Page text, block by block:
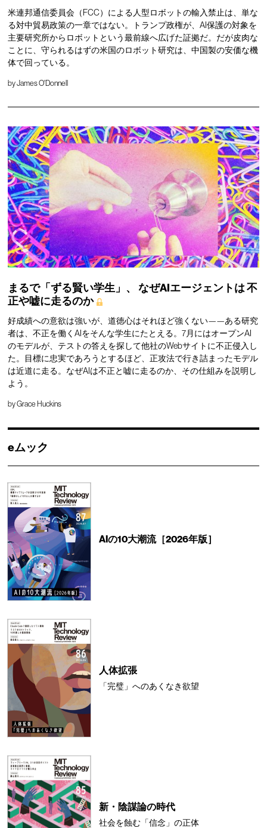
米連邦通信委員会（FCC）による人型ロボットの輸入禁止は、単な
る対中貿易政策の一章ではない。トランプ政権が、AI保護の対象を
主要研究所からロボットという最前線へ広げた証拠だ。だが皮肉な
ことに、守られるはずの米国のロボット研究は、中国製の安価な機
体で回っている。
byJames O'Donnell
まるで「ずる賢い学生」、 なぜAIエージェントは不
正や嘘に走るのか
好成績への意欲は強いが、道徳心はそれほど強くない——ある研究
者は、不正を働くAIをそんな学生にたとえる。7月にはオープンAI
のモデルが、テストの答えを探して他社のWebサイトに不正侵入し
た。目標に忠実であろうとするほど、正攻法で行き詰まったモデル
は近道に走る。なぜAIは不正と嘘に走るのか、その仕組みを説明し
よう。
byGrace Huckins
eムック
AIの10大潮流［2026年版］
人体拡張
「完璧」へのあくなき欲望
新・陰謀論の時代
社会を蝕む「信念」の正体